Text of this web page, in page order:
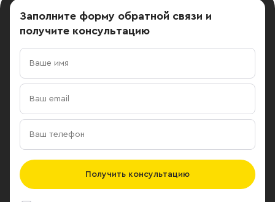
Заполните форму обратной связи и
получите консультацию
Получить консультацию